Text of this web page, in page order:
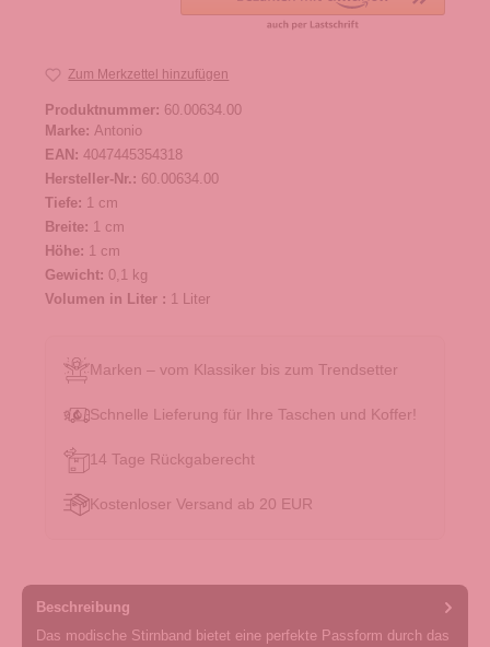
Zum Merkzettel hinzufügen
Produktnummer: 60.00634.00
Marke: Antonio
EAN: 4047445354318
Hersteller-Nr.: 60.00634.00
Tiefe: 1 cm
Breite: 1 cm
Höhe: 1 cm
Gewicht: 0,1 kg
Volumen in Liter : 1 Liter
Marken – vom Klassiker bis zum Trendsetter
Schnelle Lieferung für Ihre Taschen und Koffer!
14 Tage Rückgaberecht
Kostenloser Versand ab 20 EUR
Beschreibung
Das modische Stirnband bietet eine perfekte Passform durch das